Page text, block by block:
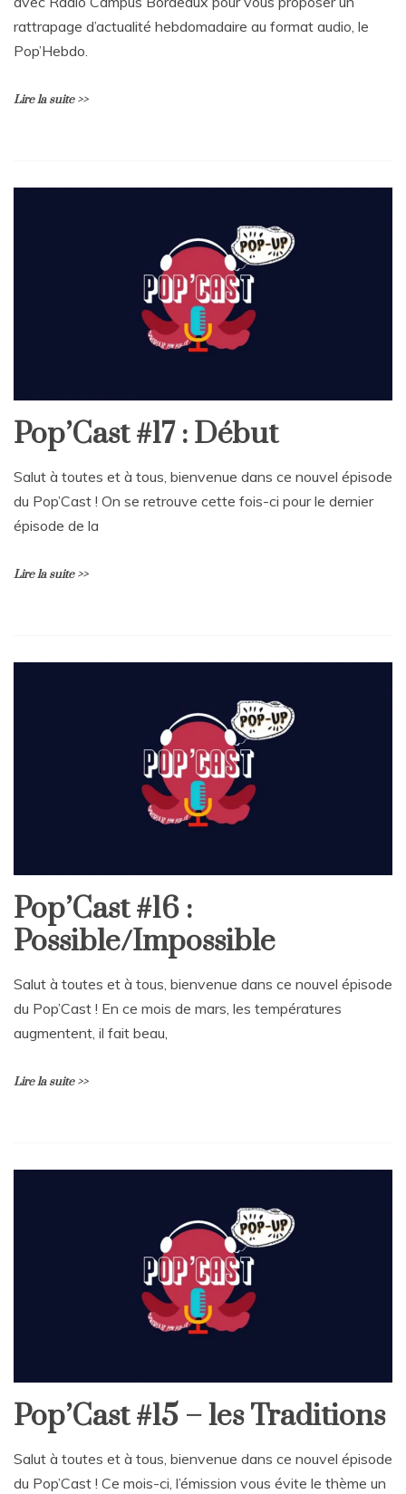
rattrapage d’actualité hebdomadaire au format audio, le
Pop’Hebdo.
Lire la suite >>
Pop’Cast #17 : Début
Salut à toutes et à tous, bienvenue dans ce nouvel épisode
du Pop’Cast ! On se retrouve cette fois-ci pour le dernier
épisode de la
Lire la suite >>
Pop’Cast #16 :
Possible/Impossible
Salut à toutes et à tous, bienvenue dans ce nouvel épisode
du Pop’Cast ! En ce mois de mars, les températures
augmentent, il fait beau,
Lire la suite >>
Pop’Cast #15 – les Traditions
Salut à toutes et à tous, bienvenue dans ce nouvel épisode
du Pop’Cast ! Ce mois-ci, l’émission vous évite le thème un